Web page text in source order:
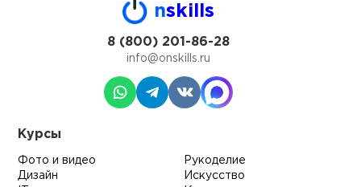
nskills
8 (800) 201-86-28
info@onskills.ru
Курсы
Фото и видео
Дизайн
Рукоделие
Искусство